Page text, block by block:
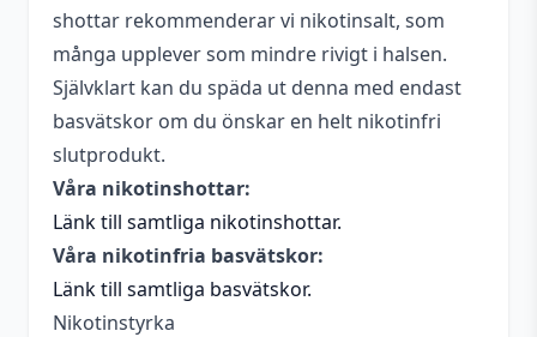
shottar rekommenderar vi nikotinsalt, som
många upplever som mindre rivigt i halsen.
Självklart kan du späda ut denna med endast
basvätskor om du önskar en helt nikotinfri
slutprodukt.
Våra nikotinshottar:
Länk till samtliga nikotinshottar.
Våra nikotinfria basvätskor:
Länk till samtliga basvätskor.
Nikotinstyrka
Anpassad för
nikotinstyrka
10 mg
Antal ml
50 ml
Typ
Shortfill (MTL)
Innehåller
cooling
Ja
Beskrivande